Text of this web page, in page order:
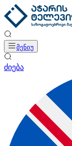
მენიუ
ძიება